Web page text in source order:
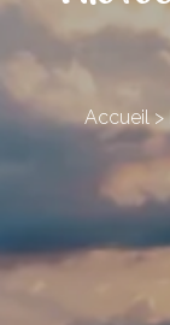
Accueil>